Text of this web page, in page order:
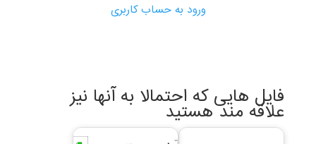
ورود به حساب کاربری
فایل هایی که احتمالا به آنها نیز
علاقه مند هستید